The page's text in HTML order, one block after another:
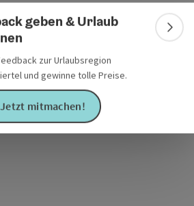
geben & Urlaub
zur Urlaubsregion
und gewinne tolle Preise.
Jetzt mitmachen!